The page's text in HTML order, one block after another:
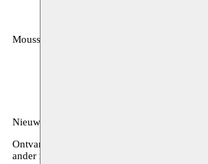
Moussem
Nieuwsbrief
Ontvang maandelijkse updates over ons
ander nieuws